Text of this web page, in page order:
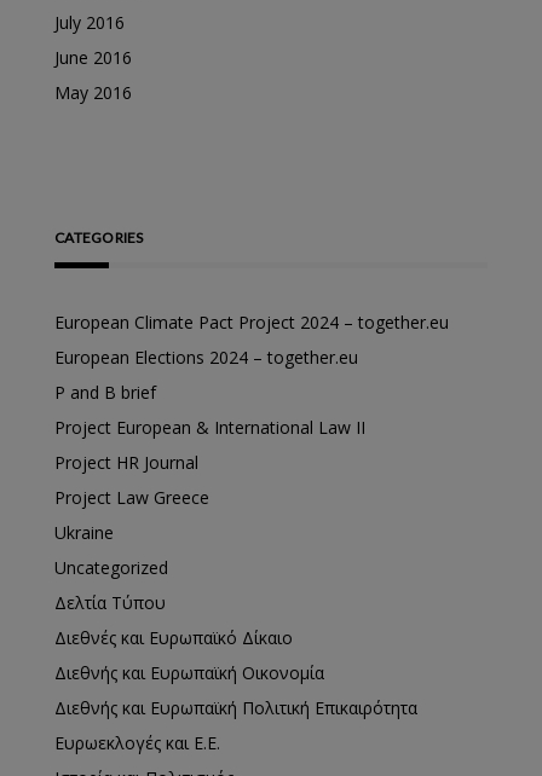
July 2016
June 2016
May 2016
CATEGORIES
European Climate Pact Project 2024 – together.eu
European Elections 2024 – together.eu
P and B brief
Project European & International Law II
Project HR Journal
Project Law Greece
Ukraine
Uncategorized
Δελτία Τύπου
Διεθνές και Ευρωπαϊκό Δίκαιο
Διεθνής και Ευρωπαϊκή Οικονομία
Διεθνής και Ευρωπαϊκή Πολιτική Επικαιρότητα
Ευρωεκλογές και Ε.Ε.